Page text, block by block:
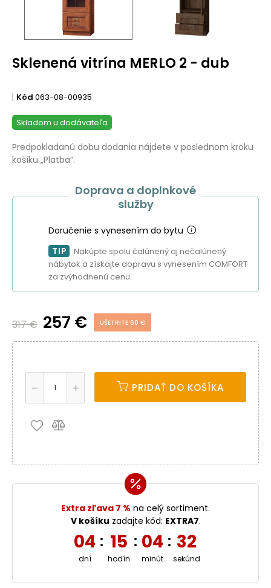
Sklenená vitrína MERLO 2 - dub
Kód 063-08-00935
Skladom u dodávateľa
Predpokladanú dobu dodania nájdete v poslednom kroku
košíku „Platba“.
Doprava a doplnkové
služby
Doručenie s vynesením do bytu
TIP
Nakúpte spolu čalúnený aj nečalúnený
nábytok a získajte dopravu s vynesením COMFORT
za zvýhodnenú cenu.
317 € 257 € UŠETRITE 60 €
PRIDAŤ DO KOŠÍKA
Extra zľava 7 % na celý sortiment.
V košíku zadajte kód: EXTRA7.
04
dní
: 15
hodín
: 04
minút
: 32
sekúnd